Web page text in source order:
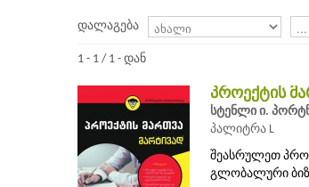
დალაგება
1 - 1 / 1 - დან
პროექტის
სტენლი ი.
პალიტრა L
შეასრულეთ
გლობალური